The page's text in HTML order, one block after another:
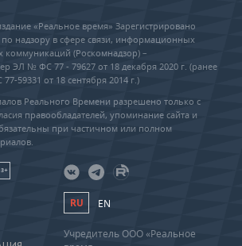
«Реальное время» Зарегистрировано
надзору в сфере связи, информационных
коммуникаций (Роскомнадзор) –
ЭЛ № ФС 77 - 79627 от 18 декабря 2020 г. (ранее
59331 от 18 сентября 2014 г.)
Реального Времени разрешено только с
правообладателей, упоминание сайта и
при частичном или полном
RU EN
Учредитель ООО «Реальное